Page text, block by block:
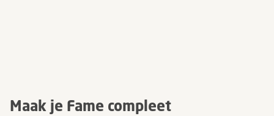
Maak je Fame compleet